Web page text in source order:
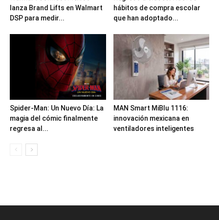
lanza Brand Lifts en Walmart
DSP para medir...
hábitos de compra escolar
que han adoptado...
Spider-Man: Un Nuevo Día: La
magia del cómic finalmente
regresa al...
MAN Smart MiBlu 1116:
innovación mexicana en
ventiladores inteligentes